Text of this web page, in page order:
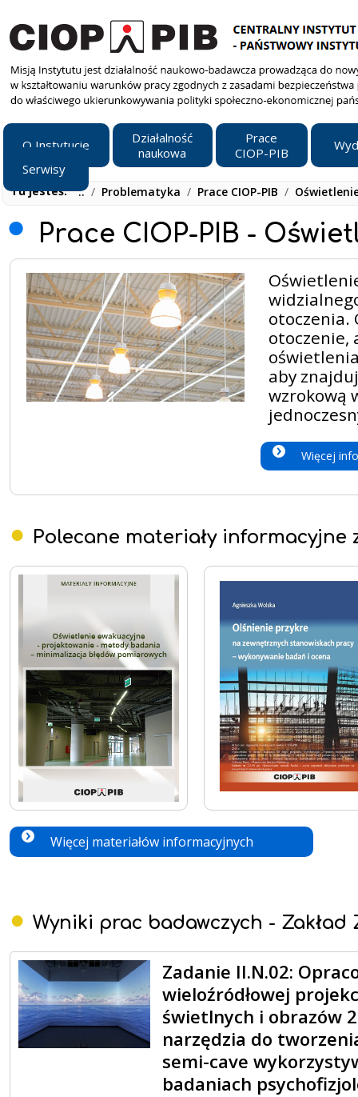
O Instytucie
Działalność
naukowa
Prace
CIOP-PIB
Serwisy
Tu jesteś: ../ Problematyka / Prace CIOP-PIB /
Prace CIOP-PIB -
otoczenia.
otoczenie,
aby
wzrokową
Więcej
Polecane materiały informacyjne
Więcej materiałów informacyjnych
Wyniki prac badawczych - Zakład
Zadanie II.N.02:
wieloźródłowej
świetlnych i obrazów
narzędzia do
semi-cave
badaniach